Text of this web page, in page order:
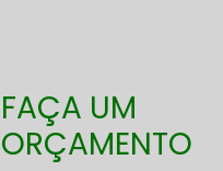
FAÇA UM
ORÇAMENTO